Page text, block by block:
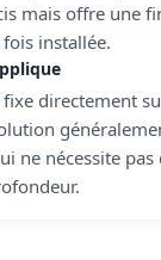
mais offre une
installée.
directement
ne nécessite